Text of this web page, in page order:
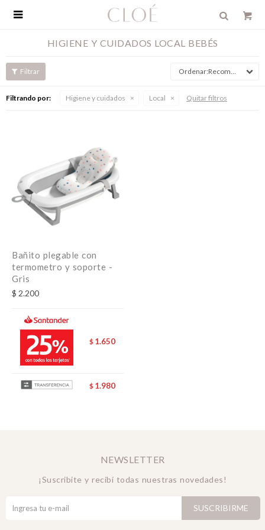

HIGIENE Y CUIDADOS LOCAL BEBÉS
Recomendados
Filtrando por: Higiene y cuidados Local Quitar filtros
Bañito plegable con
termometro y soporte -
Gris
$ 2.200
$ 1.650
$ 1.980
NEWSLETTER
¡Suscribite y recibí todas nuestras novedades!
SUSCRIBIRME